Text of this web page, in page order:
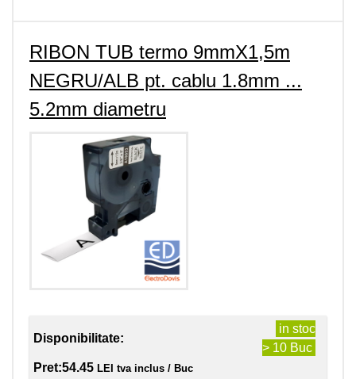
RIBON TUB termo 9mmX1,5m
NEGRU/ALB pt. cablu 1.8mm ...
5.2mm diametru
Disponibilitate:
in stoc
> 10 Buc
Pret:54.45 LEI tva inclus / Buc